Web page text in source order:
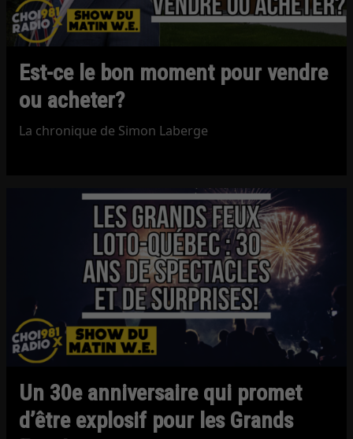
Est-ce le bon moment pour vendre
ou acheter?
La chronique de Simon Laberge
Un 30e anniversaire qui promet
d’être explosif pour les Grands